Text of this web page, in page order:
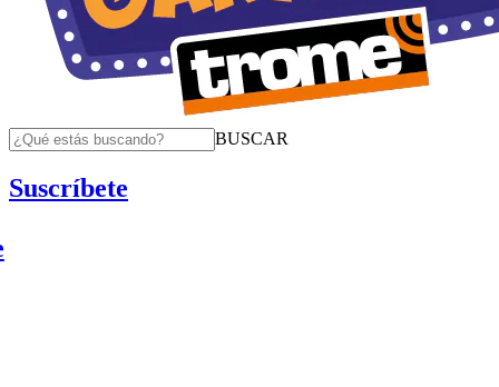
BUSCAR
Suscríbete